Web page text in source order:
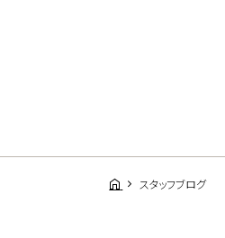
スタッフブログ